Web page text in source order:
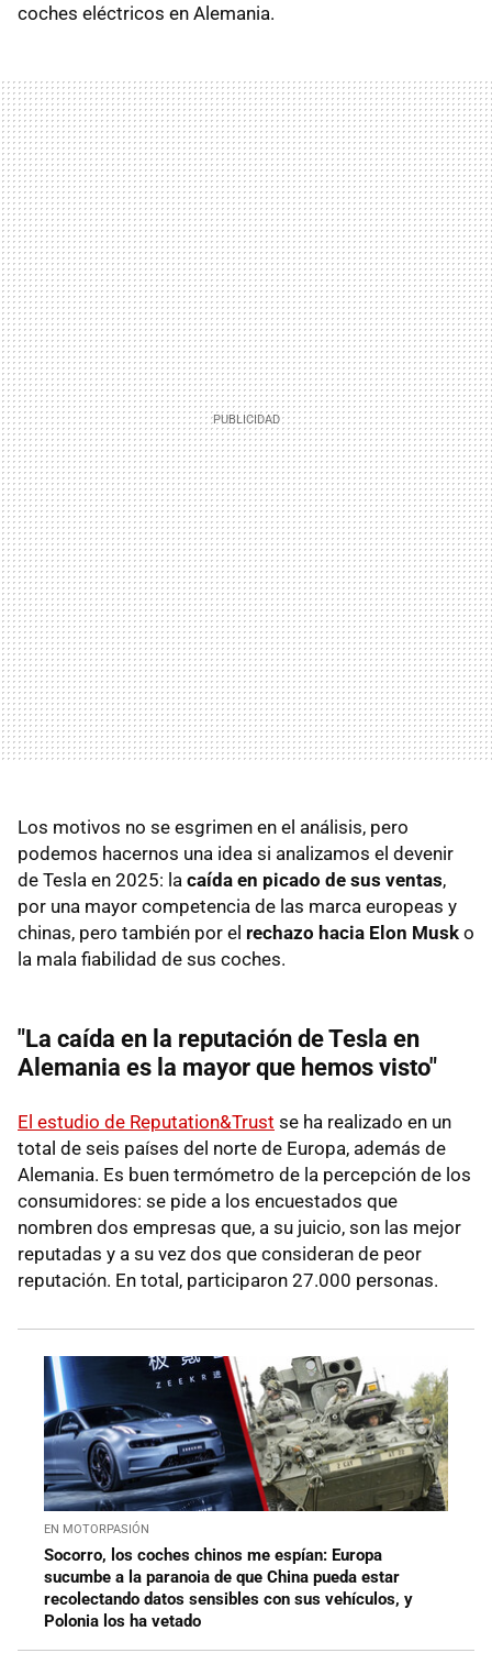
coches eléctricos en Alemania.
Los motivos no se esgrimen en el análisis, pero
podemos hacernos una idea si analizamos el devenir
de Tesla en 2025: la caída en picado de sus ventas,
por una mayor competencia de las marca europeas y
chinas, pero también por el rechazo hacia Elon Musk o
la mala fiabilidad de sus coches.
"La caída en la reputación de Tesla en
Alemania es la mayor que hemos visto"
El estudio de Reputation&Trust se ha realizado en un
total de seis países del norte de Europa, además de
Alemania. Es buen termómetro de la percepción de los
consumidores: se pide a los encuestados que
nombren dos empresas que, a su juicio, son las mejor
reputadas y a su vez dos que consideran de peor
reputación. En total, participaron 27.000 personas.
EN MOTORPASIÓN
Socorro, los coches chinos me espían: Europa
sucumbe a la paranoia de que China pueda estar
recolectando datos sensibles con sus vehículos, y
Polonia los ha vetado